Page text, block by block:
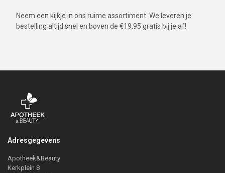
Neem een kijkje in ons ruime assortiment. We leveren je
bestelling altijd snel en boven de €19,95 gratis bij je af!
Adresgegevens
Apotheek&Beauty
Kerkplein 8